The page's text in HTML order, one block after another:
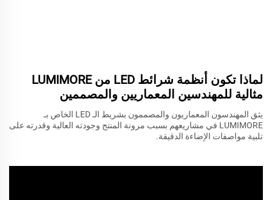
لماذا تكون أنظمة شرائط LED من LUMIMORE
مثالية للمهندسين المعماريين والمصممين
يثق المهندسون المعماريون والمصممون بشريط الـ LED الخاص بـ
LUMIMORE في مشاريعهم بسبب مرونة المنتج وجودته العالية وقدرته على
تلبية مواصفات الإضاءة الدقيقة.